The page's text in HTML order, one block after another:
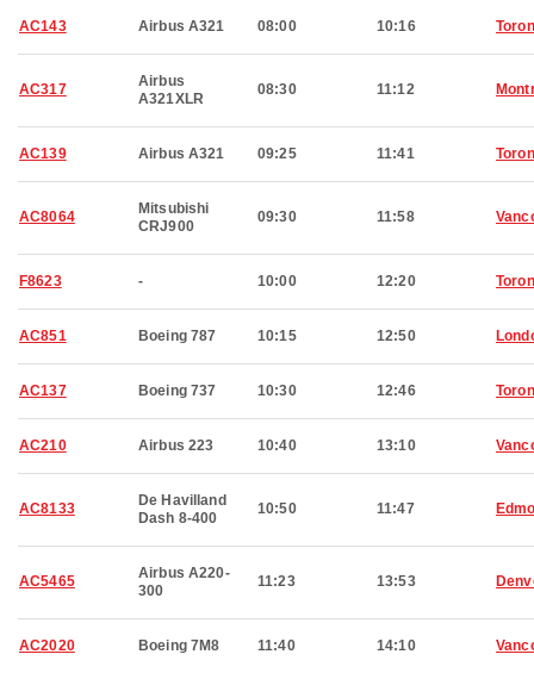
AC143 Airbus A321 08:00 10:16
AC317
Airbus
A321XLR
08:30 11:12
AC139 Airbus A321 09:25 11:41
AC8064
Mitsubishi
CRJ900
09:30 11:58
F8623 - 10:00 12:20
AC851 Boeing 787 10:15 12:50
AC137 Boeing 737 10:30 12:46
AC210 Airbus 223 10:40 13:10
AC8133
De Havilland
Dash 8-400
10:50 11:47
AC5465
Airbus A220-
300
11:23 13:53
AC2020 Boeing 7M8 11:40 14:10